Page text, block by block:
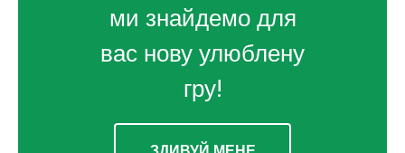
ми знайдемо для
вас нову улюблену
гру!